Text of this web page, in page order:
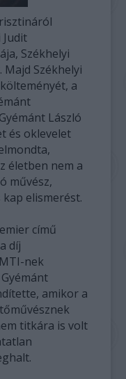
Székhelyi
Majd Székhelyi
a
László
és oklevelet
életben nem a
művész,
elismerést.
című
díj
nek
amikor a
titkára is volt